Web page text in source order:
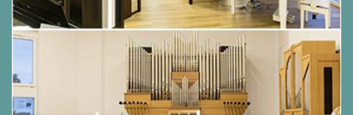
Symbolen
Verbinden Sie Ihr Smartphone über Bluetooth-
Audio und lassen Sich beim Spielen Ihrer
Lieblings-Songs Lieblingsliedern professionell
Kompatibel mit Rolands Piano Every Day App,